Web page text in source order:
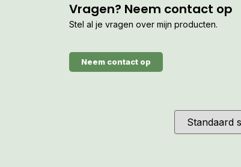
Vragen? Neem contact op
Stel al je vragen over mijn producten.
Neem contact op